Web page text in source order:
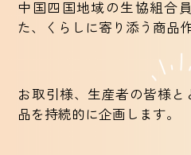
中国四国地域の生協組合
た、くらしに寄り添う商品
お取引様、生産者の皆様
品を持続的に企画します。